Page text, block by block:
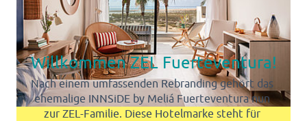
Willkommen ZEL Fuerteventura!
Nach einem umfassenden Rebranding gehört das
ehemalige INNSiDE by Meliá Fuerteventura nun
zur ZEL-Familie. Diese Hotelmarke steht für